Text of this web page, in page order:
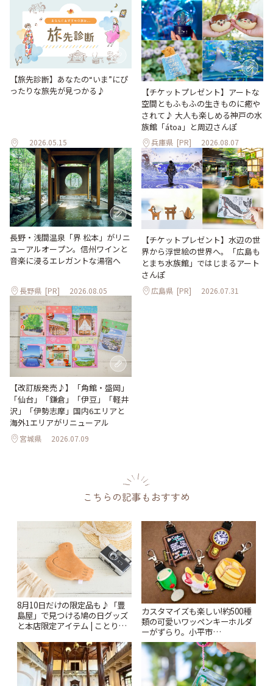
【旅先診断】あなたの“いま”にぴ
ったりな旅先が見つかる♪
2026.05.15
【チケットプレゼント】アートな
空間ともふもふの生きものに癒や
されて♪ 大人も楽しめる神戸の水
族館「átoa」と周辺さんぽ
兵庫県 [PR] 2026.08.07
長野・浅間温泉「界 松本」がリニ
ューアルオープン。信州ワインと
音楽に浸るエレガントな湯宿へ
長野県 [PR] 2026.08.05
【チケットプレゼント】水辺の世
界から浮世絵の世界へ。「広島も
とまち水族館」ではじまるアート
さんぽ
広島県 [PR] 2026.07.31
【改訂版発売♪】「角館・盛岡」
「仙台」「鎌倉」「伊豆」「軽井
沢」「伊勢志摩」国内6エリアと
海外1エリアがリニューアル
宮城県 2026.07.09
こちらの記事もおすすめ
8月10日だけの限定品も♪「豊
島屋」で見つける鳩の日グッズ
と本店限定アイテム | ことりっ
カスタマイズも楽しい!約500種
類の可愛いワッペンキーホルダ
ーがずらり。小平市
「Kimamaya T&K」 | ことりっ
ぷ